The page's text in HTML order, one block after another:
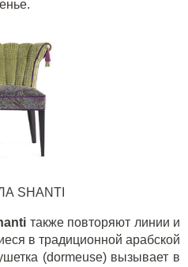
SHANTI
также повторяют линии и
в традиционной арабской
(dormeuse) вызывает в